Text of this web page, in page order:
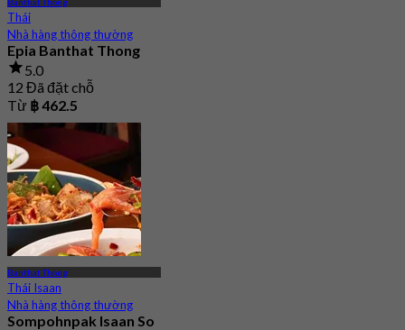
Thái
Nhà hàng thông thường
Epia Banthat Thong
5.0
12 Đã đặt chỗ
Từ ฿ 462.5
Banthat Thong
Thái Isaan
Nhà hàng thông thường
Sompohnpak Isaan So